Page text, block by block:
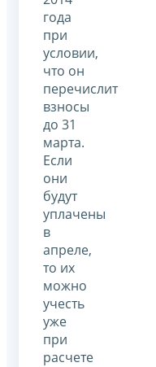
года
при
условии,
что он
перечислит
взносы
до 31
марта.
Если
они
будут
уплачены
в
апреле,
то их
можно
учесть
уже
при
расчете